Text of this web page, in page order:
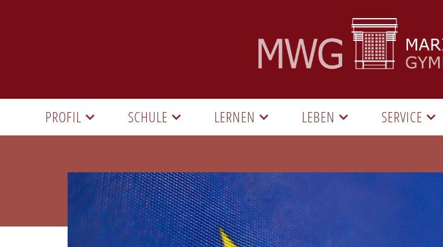
PROFIL SCHULE LERNEN LEBEN SERVICE